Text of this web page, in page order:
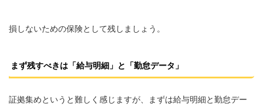
損しないための保険として残しましょう。
まず残すべきは「給与明細」と「勤怠データ」
証拠集めというと難しく感じますが、まずは給与明細と勤怠デー